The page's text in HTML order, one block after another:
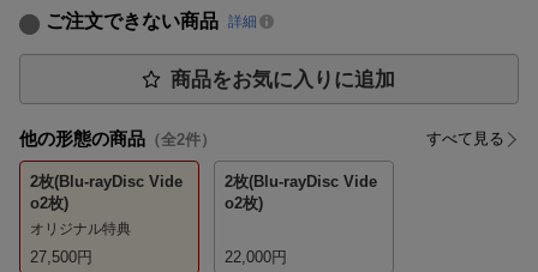
ご注文できない商品 詳細
商品をお気に入りに追加
他の形態の商品 （全2件） すべて見る
2枚(Blu-rayDisc Vide
o2枚)
オリジナル特典
27,500円
2枚(Blu-rayDisc Vide
o2枚)
22,000円